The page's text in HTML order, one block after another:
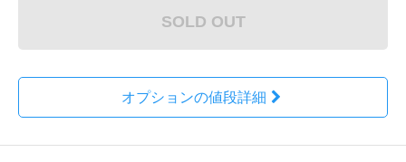
SOLD OUT
オプションの値段詳細